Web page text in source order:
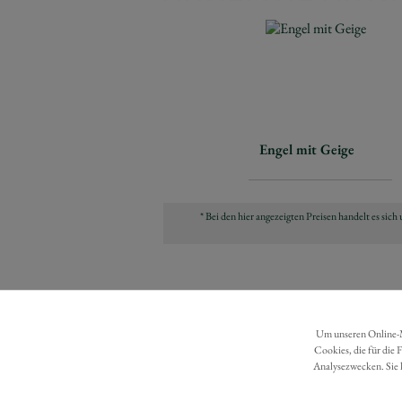
Engel mit Geige
* Bei den hier angezeigten Preisen handelt es
Um unseren
Cookies, die für die
Analysezwecken.